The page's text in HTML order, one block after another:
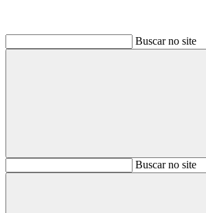
Buscar no site
BuscarBuscar no site